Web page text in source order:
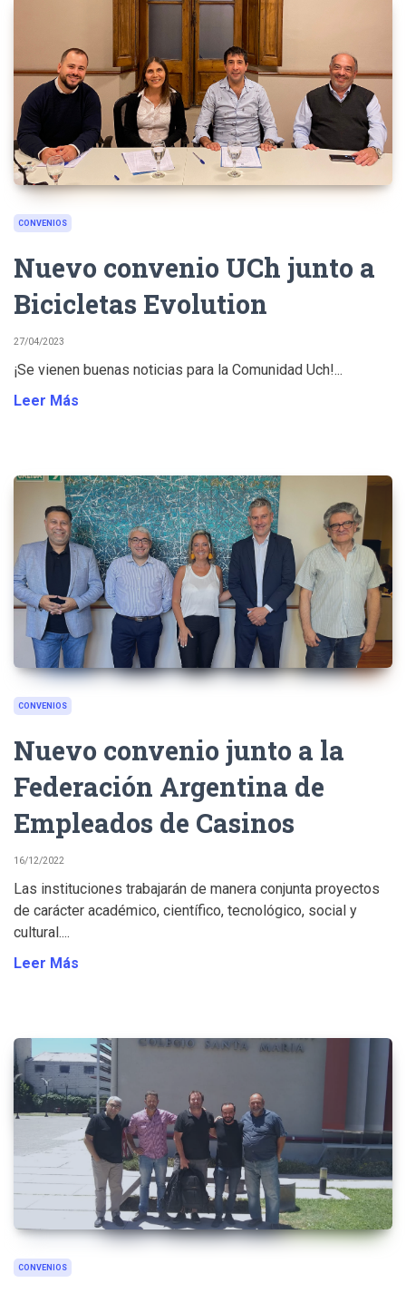
CONVENIOS
Nuevo convenio UCh junto a
Bicicletas Evolution
27/04/2023
¡Se vienen buenas noticias para la Comunidad Uch!...
Leer Más
CONVENIOS
Nuevo convenio junto a la
Federación Argentina de
Empleados de Casinos
16/12/2022
Las instituciones trabajarán de manera conjunta proyectos
de carácter académico, científico, tecnológico, social y
cultural....
Leer Más
CONVENIOS